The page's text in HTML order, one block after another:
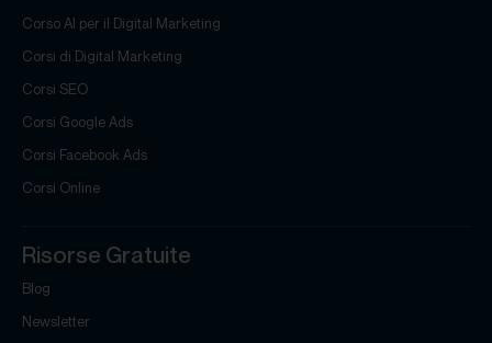
Corso AI per il Digital Marketing
Corsi di Digital Marketing
Corsi SEO
Corsi Google Ads
Corsi Facebook Ads
Corsi Online
Risorse Gratuite
Blog
Newsletter